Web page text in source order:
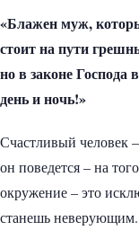
«Блажен муж,
стоит на пути
но в законе Господа
день и ночь!»
Счастливый человек
он поведется – на
окружение – это
станешь